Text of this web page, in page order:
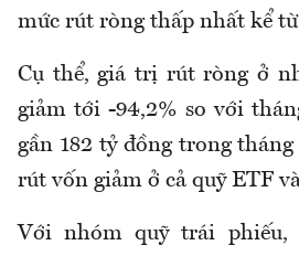
mức rút ròng thấp nhất kể
Cụ thể, giá trị rút ròng ở
giảm tới -94,2% so với
gần 182 tỷ đồng trong
rút vốn giảm ở cả quỹ ETF
Với nhóm quỹ trái